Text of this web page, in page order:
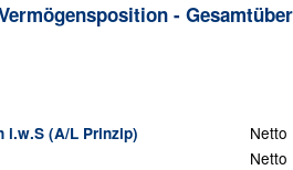
-
(A/L Prinzip) Netto
Netto